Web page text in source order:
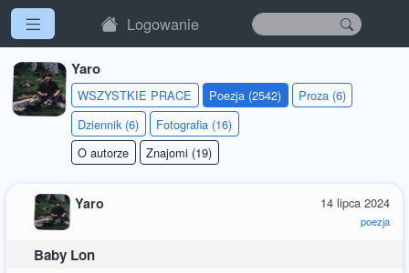
Logowanie
Yaro
WSZYSTKIE PRACE Poezja (2542)
Proza (6)
Dziennik (6)
Fotografia (16)
O autorze
Znajomi (19)
14 lipca 2024
poezja
Yaro
Baby Lon